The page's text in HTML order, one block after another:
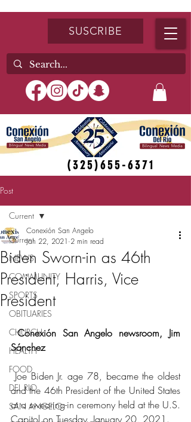
SUSCRIBE
(325)655-6371
Post
Current
NEWS
COMMUNITY
SPORTS
OBITUARIES
CHURCH
HEALTH
FOOD
DEL RIO
SAN ANGELO
Current
Biden Sworn-in as 46th
President, Harris, Vice
President
Conexión San Angelo
Jan 22, 2021 2 min read
Conexión San Angelo newsroom, Jim
Sánchez
Joe Biden Jr. age 78, became the oldest
and the 46th President of the United States
at a swearing-in ceremony held at the U.S.
Capitol on Tuesday, January 20, 2021.